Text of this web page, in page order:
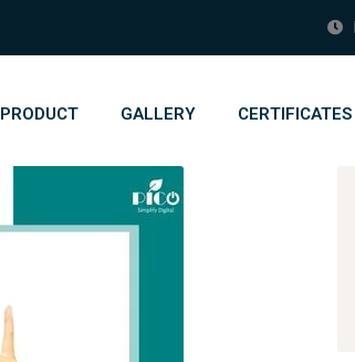
PRODUCT GALLERY CERTIFICATES